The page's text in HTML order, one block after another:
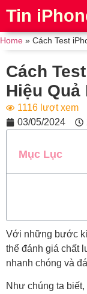
Tin
Home » Cách Test
Cách
Hiệu Quả
1116 lượt xem
03/05/2024
Mục Lục
Với những bước
thể đánh giá chất
nhanh chóng và
Như chúng ta